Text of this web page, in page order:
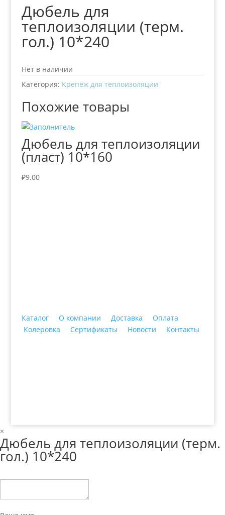
Дюбель для
теплоизоляции (терм.
гол.) 10*240
Нет в наличии
Категория: Крепёж для теплоизоляции
Похожие товары
Дюбель для теплоизоляции
(пласт) 10*160
₽9.00
Каталог О компании Доставка
Оплата
Колеровка
Сертификаты Новости Контакты
×
Дюбель для теплоизоляции (терм.
гол.) 10*240